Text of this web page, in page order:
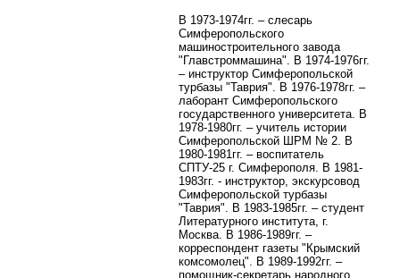
В 1973-1974гг. – слесарь
Симферопольского
машиностроительного завода
"Главстроммашина". В 1974-1976гг.
– инструктор Симферопольской
турбазы "Таврия". В 1976-1978гг. –
лаборант Симферопольского
государственного университета. В
1978-1980гг. – учитель истории
Симферопольской ШРМ № 2. В
1980-1981гг. – воспитатель
СПТУ-25 г. Симферополя. В 1981-
1983гг. - инструктор, экскурсовод
Симферопольской турбазы
"Таврия". В 1983-1985гг. – студент
Литературного института, г.
Москва. В 1986-1989гг. –
корреспондент газеты "Крымский
комсомолец". В 1989-1992гг. –
помощник-секретарь народного